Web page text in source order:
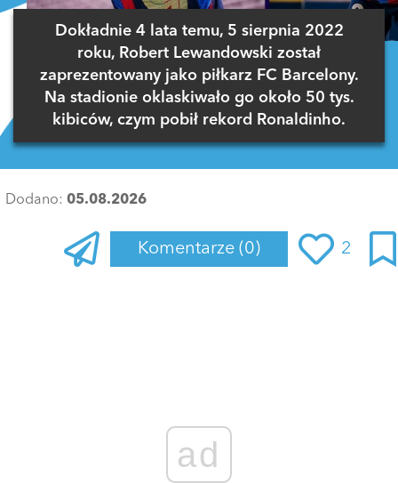
Dokładnie 4 lata temu, 5 sierpnia 2022
roku, Robert Lewandowski został
zaprezentowany jako piłkarz FC Barcelony.
Na stadionie oklaskiwało go około 50 tys.
kibiców, czym pobił rekord Ronaldinho.
Dodano: 05.08.2026
Komentarze (0) 2
ad